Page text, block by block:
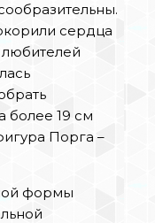
сердца
любителей
более 19 см
Порга –
формы